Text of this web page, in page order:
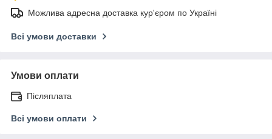
Можлива адресна доставка кур'єром по Україні
Всі умови доставки
Умови оплати
Післяплата
Всі умови оплати